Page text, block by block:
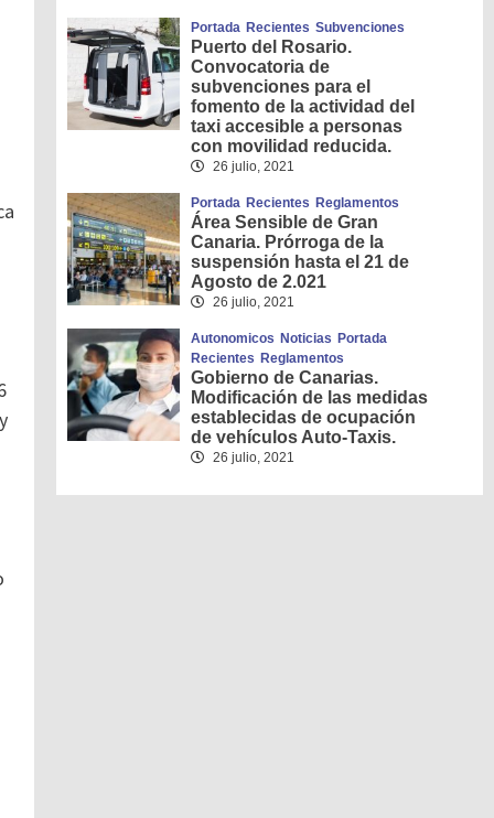
Portada Recientes Subvenciones
Puerto del Rosario.
Convocatoria de
subvenciones para el
fomento de la actividad del
taxi accesible a personas
con movilidad reducida.
26 julio, 2021
Portada Recientes Reglamentos
Área Sensible de Gran
Canaria. Prórroga de la
suspensión hasta el 21 de
Agosto de 2.021
26 julio, 2021
Autonomicos Noticias Portada
Recientes Reglamentos
Gobierno de Canarias.
Modificación de las medidas
establecidas de ocupación
de vehículos Auto-Taxis.
26 julio, 2021